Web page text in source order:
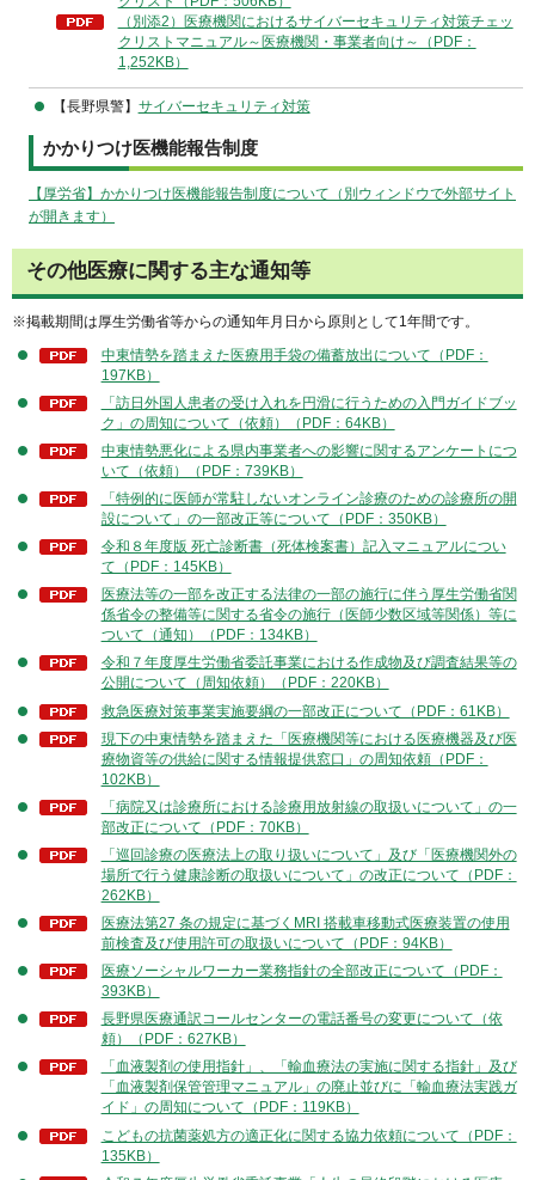
（別添2）医療機関におけるサイバーセキュリティ対策チェッ
クリストマニュアル～医療機関・事業者向け～（PDF：
1,252KB）
【長野県警】 サイバーセキュリティ対策
かかりつけ医機能報告制度
【厚労省】かかりつけ医機能報告制度について（別ウィンドウで外部サイト
が開きます）
その他医療に関する主な通知等
※掲載期間は厚生労働省等からの通知年月日から原則として1年間です。
中東情勢を踏まえた医療用手袋の備蓄放出について（PDF：
197KB）
「訪日外国人患者の受け入れを円滑に行うための入門ガイドブッ
ク」の周知について（依頼）（PDF：64KB）
中東情勢悪化による県内事業者への影響に関するアンケートにつ
いて（依頼）（PDF：739KB）
「特例的に医師が常駐しないオンライン診療のための診療所の開
設について」の一部改正等について（PDF：350KB）
令和８年度版 死亡診断書（死体検案書）記入マニュアルについ
て（PDF：145KB）
医療法等の一部を改正する法律の一部の施行に伴う厚生労働省関
係省令の整備等に関する省令の施行（医師少数区域等関係）等に
ついて（通知）（PDF：134KB）
令和７年度厚生労働省委託事業における作成物及び調査結果等の
公開について（周知依頼）（PDF：220KB）
救急医療対策事業実施要綱の一部改正について（PDF：61KB）
現下の中東情勢を踏まえた「医療機関等における医療機器及び医
療物資等の供給に関する情報提供窓口」の周知依頼（PDF：
102KB）
「病院又は診療所における診療用放射線の取扱いについて」の一
部改正について（PDF：70KB）
「巡回診療の医療法上の取り扱いについて」及び「医療機関外の
場所で行う健康診断の取扱いについて」の改正について（PDF：
262KB）
医療法第27 条の規定に基づくMRI 搭載車移動式医療装置の使用
前検査及び使用許可の取扱いについて（PDF：94KB）
医療ソーシャルワーカー業務指針の全部改正について（PDF：
393KB）
長野県医療通訳コールセンターの電話番号の変更について（依
頼）（PDF：627KB）
「血液製剤の使用指針」、「輸血療法の実施に関する指針」及び
「血液製剤保管管理マニュアル」の廃止並びに「輸血療法実践ガ
イド」の周知について（PDF：119KB）
こどもの抗菌薬処方の適正化に関する協力依頼について（PDF：
135KB）